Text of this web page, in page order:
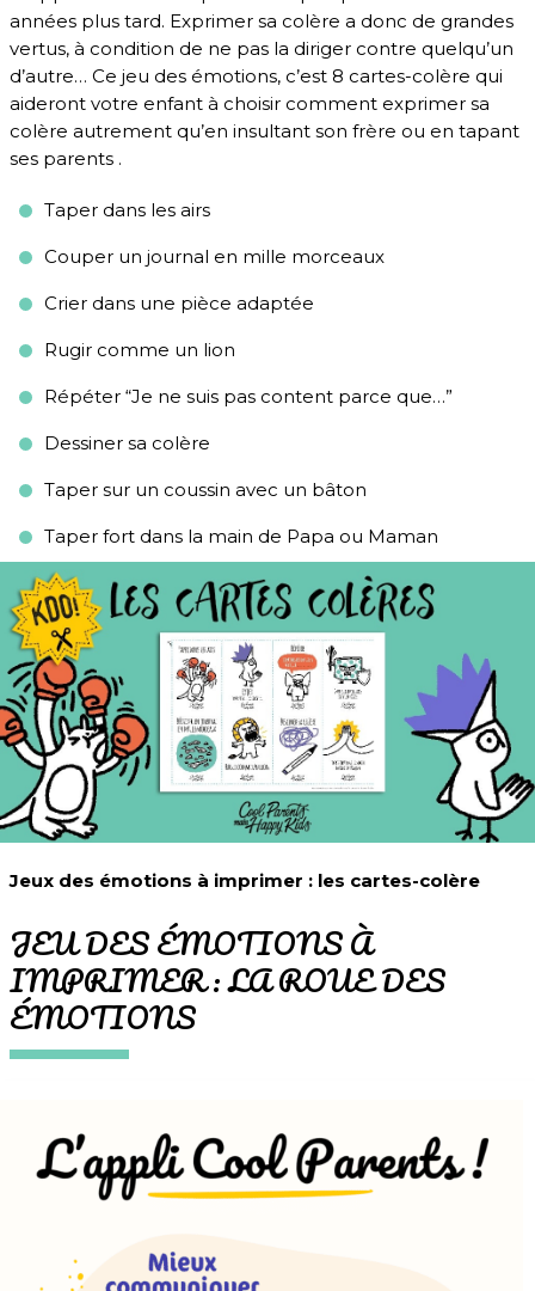
années plus tard. Exprimer sa colère a donc de grandes
vertus, à condition de ne pas la diriger contre quelqu’un
d’autre… Ce jeu des émotions, c’est 8 cartes-colère qui
aideront votre enfant à choisir comment exprimer sa
colère autrement qu’en insultant son frère ou en tapant
ses parents .
Taper dans les airs
Couper un journal en mille morceaux
Crier dans une pièce adaptée
Rugir comme un lion
Répéter “Je ne suis pas content parce que…”
Dessiner sa colère
Taper sur un coussin avec un bâton
Taper fort dans la main de Papa ou Maman
Jeux des émotions à imprimer : les cartes-colère
JEU DES ÉMOTIONS À
IMPRIMER : LA ROUE DES
ÉMOTIONS